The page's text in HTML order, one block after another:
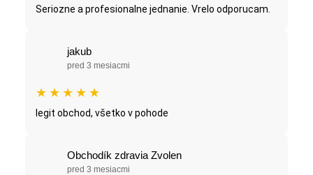
Seriozne a profesionalne jednanie. Vrelo odporucam.
jakub
pred 3 mesiacmi
★ ★ ★ ★ ★
legit obchod, všetko v pohode
Obchodík zdravia Zvolen
pred 3 mesiacmi